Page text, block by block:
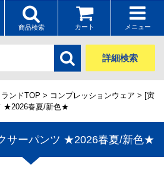
商品検索 カート メニュー
詳細検索
ンドTOP > コンプレッションウェア > [寅
★2026春夏/新色★
サーパンツ ★2026春夏/新色★